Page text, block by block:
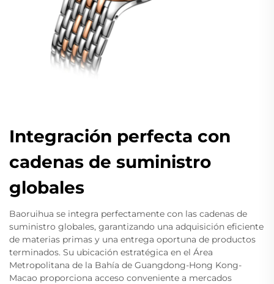
Integración perfecta con
cadenas de suministro
globales
Baoruihua se integra perfectamente con las cadenas de
suministro globales, garantizando una adquisición eficiente
de materias primas y una entrega oportuna de productos
terminados. Su ubicación estratégica en el Área
Metropolitana de la Bahía de Guangdong-Hong Kong-
Macao proporciona acceso conveniente a mercados